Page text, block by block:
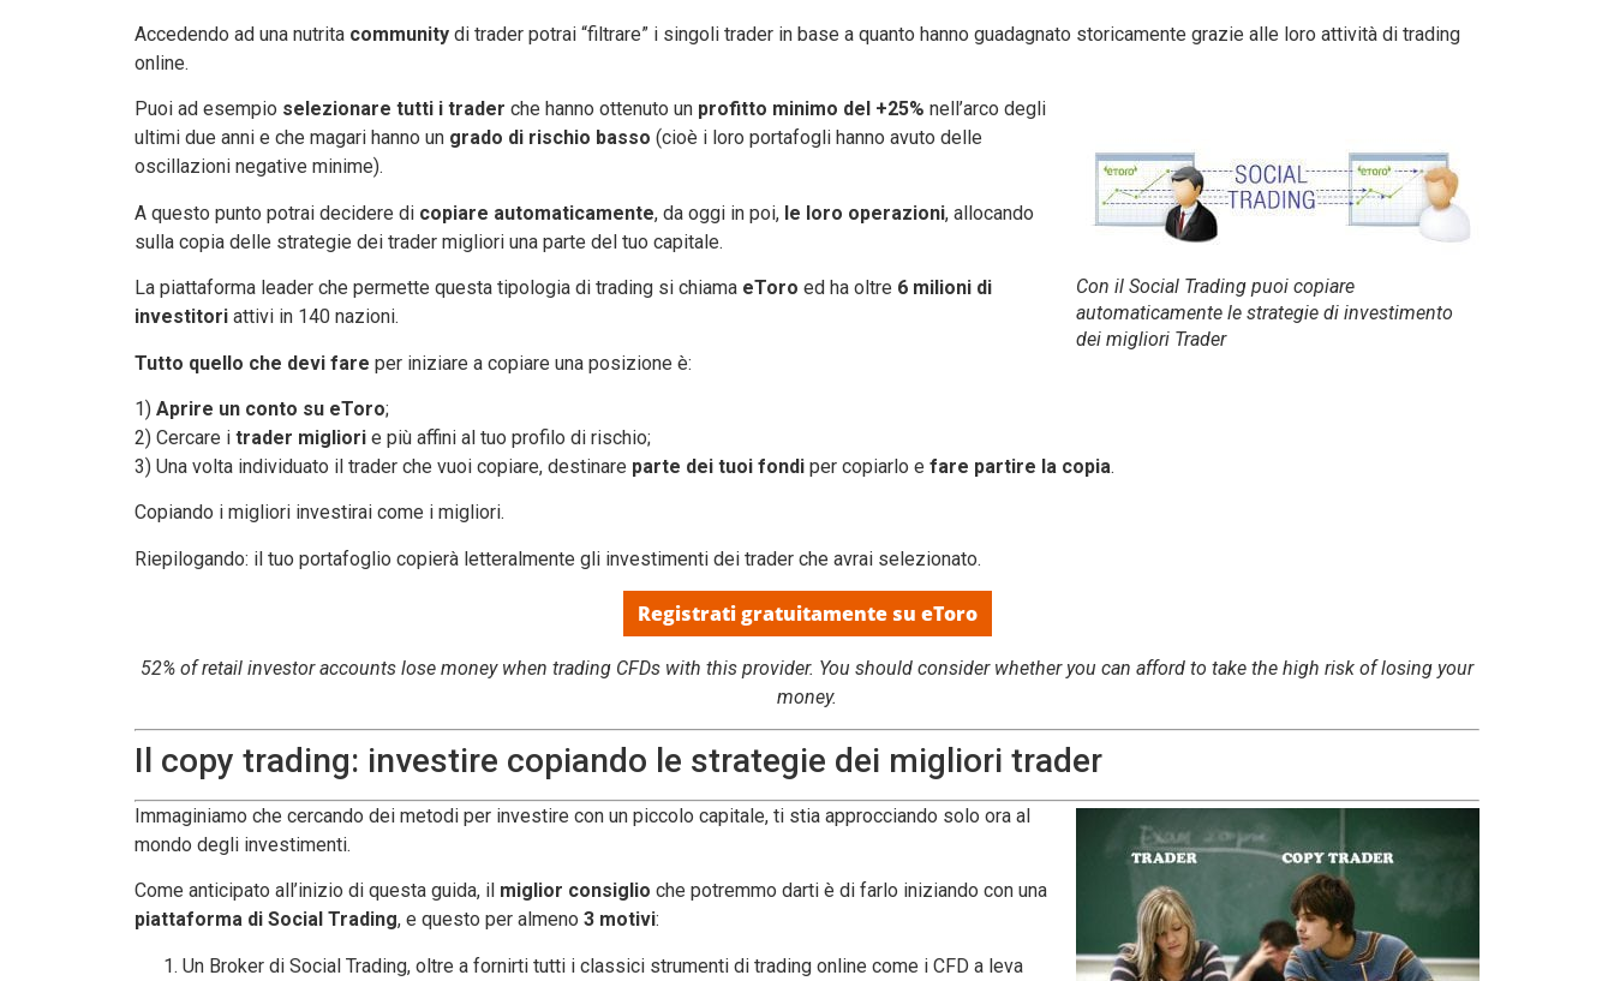
Accedendo ad una nutrita community di trader potrai “filtrare” i singoli trader in base a quanto hanno guadagnato storicamente grazie alle loro attività di trading
online.
Con il Social Trading puoi copiare
automaticamente le strategie di investimento
dei migliori Trader
Puoi ad esempio selezionare tutti i trader che hanno ottenuto un profitto minimo del +25% nell’arco degli
ultimi due anni e che magari hanno un grado di rischio basso (cioè i loro portafogli hanno avuto delle
oscillazioni negative minime).
A questo punto potrai decidere di copiare automaticamente, da oggi in poi, le loro operazioni, allocando
sulla copia delle strategie dei trader migliori una parte del tuo capitale.
La piattaforma leader che permette questa tipologia di trading si chiama eToro ed ha oltre 6 milioni di
investitori attivi in 140 nazioni.
Tutto quello che devi fare per iniziare a copiare una posizione è:
1) Aprire un conto su eToro;
2) Cercare i trader migliori e più affini al tuo profilo di rischio;
3) Una volta individuato il trader che vuoi copiare, destinare parte dei tuoi fondi per copiarlo e fare partire la copia.
Copiando i migliori investirai come i migliori.
Riepilogando: il tuo portafoglio copierà letteralmente gli investimenti dei trader che avrai selezionato.
Registrati gratuitamente su eToro
52% of retail investor accounts lose money when trading CFDs with this provider. You should consider whether you can afford to take the high risk of losing your
money.
Il copy trading: investire copiando le strategie dei migliori trader
Immaginiamo che cercando dei metodi per investire con un piccolo capitale, ti stia approcciando solo ora al
mondo degli investimenti.
Come anticipato all’inizio di questa guida, il miglior consiglio che potremmo darti è di farlo iniziando con una
piattaforma di Social Trading, e questo per almeno 3 motivi:
Un Broker di Social Trading, oltre a fornirti tutti i classici strumenti di trading online come i CFD a leva